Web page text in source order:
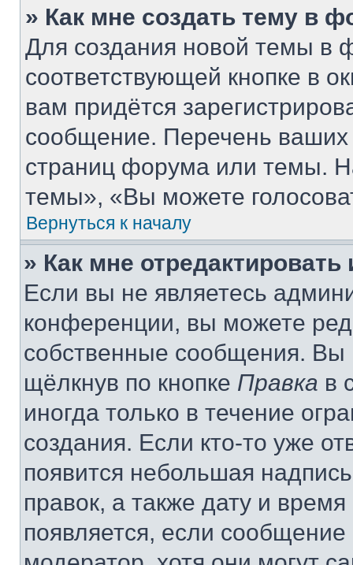
» Как мне создать тему в
Для создания новой темы в
соответствующей кнопке в
вам придётся
сообщение. Перечень ваших
страниц форума или темы.
темы», «Вы можете
Вернуться к началу
» Как мне
Если вы не являетесь
конференции, вы можете
собственные сообщения. Вы
щёлкнув по кнопке Правка в
иногда только в течение
создания. Если кто-то уже
появится небольшая
правок, а также дату и
появляется, если